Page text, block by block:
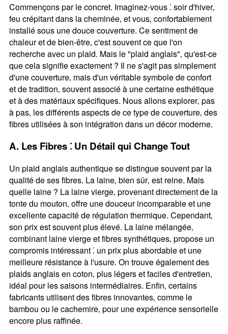
Commençons par le concret. Imaginez-vous ⁚ soir d'hiver‚
feu crépitant dans la cheminée‚ et vous‚ confortablement
installé sous une douce couverture. Ce sentiment de
chaleur et de bien-être‚ c'est souvent ce que l'on
recherche avec un plaid. Mais le "plaid anglais"‚ qu'est-ce
que cela signifie exactement ? Il ne s'agit pas simplement
d'une couverture‚ mais d'un véritable symbole de confort
et de tradition‚ souvent associé à une certaine esthétique
et à des matériaux spécifiques. Nous allons explorer‚ pas
à pas‚ les différents aspects de ce type de couverture‚ des
fibres utilisées à son intégration dans un décor moderne.
A. Les Fibres ⁚ Un Détail qui Change Tout
Un plaid anglais authentique se distingue souvent par la
qualité de ses fibres. La laine‚ bien sûr‚ est reine. Mais
quelle laine ? La laine vierge‚ provenant directement de la
tonte du mouton‚ offre une douceur incomparable et une
excellente capacité de régulation thermique. Cependant‚
son prix est souvent plus élevé. La laine mélangée‚
combinant laine vierge et fibres synthétiques‚ propose un
compromis intéressant ⁚ un prix plus abordable et une
meilleure résistance à l'usure. On trouve également des
plaids anglais en coton‚ plus légers et faciles d'entretien‚
idéal pour les saisons intermédiaires. Enfin‚ certains
fabricants utilisent des fibres innovantes‚ comme le
bambou ou le cachemire‚ pour une expérience sensorielle
encore plus raffinée.